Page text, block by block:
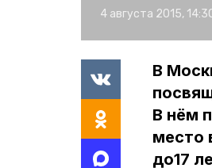
4 августа 2015,
В
В нём
место
до17